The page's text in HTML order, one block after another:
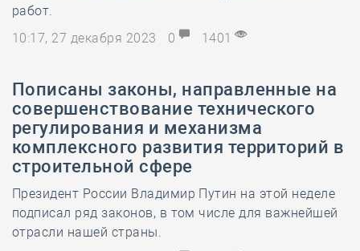
работ.
10:17, 27 декабря 2023
0 1401
Пописаны законы, направленные на
совершенствование технического
регулирования и механизма
комплексного развития территорий в
строительной сфере
Президент России Владимир Путин на этой неделе
подписал ряд законов, в том числе для важнейшей
отрасли нашей страны.